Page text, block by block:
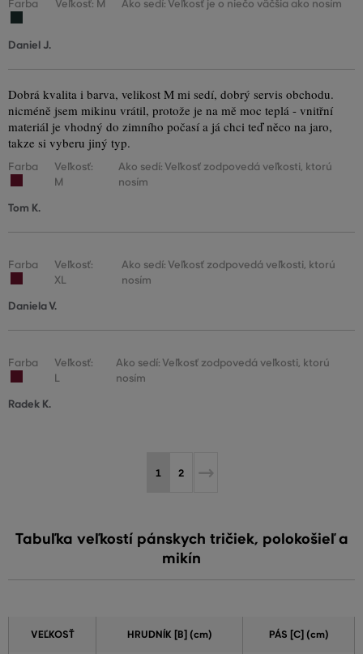
Farba Veľkosť: M Ako sedí: Veľkosť je o niečo väčšia ako nosím
Daniel J.
Dobrá kvalita i barva, velikost M mi sedí, dobrý servis obchodu.
nicméně jsem mikinu vrátil, protože je na mě moc teplá - vnitřní
materiál je vhodný do zimního počasí a já chci teď něco na jaro,
takze si vyberu jiný typ.
Farba
Veľkosť:
M
Ako sedí: Veľkosť zodpovedá veľkosti, ktorú
nosím
Tom K.
Farba
Veľkosť:
XL
Ako sedí: Veľkosť zodpovedá veľkosti, ktorú
nosím
Daniela V.
Farba
Veľkosť:
L
Ako sedí: Veľkosť zodpovedá veľkosti, ktorú
nosím
Radek K.
1 2
Tabuľka veľkostí pánskych tričiek, polokošieľ a
mikín
VEĽKOSŤ HRUDNÍK [B] (cm) PÁS [C] (cm)